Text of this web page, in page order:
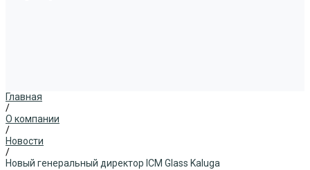
Главная
/
О компании
/
Новости
/
Новый генеральный директор ICM Glass Kaluga